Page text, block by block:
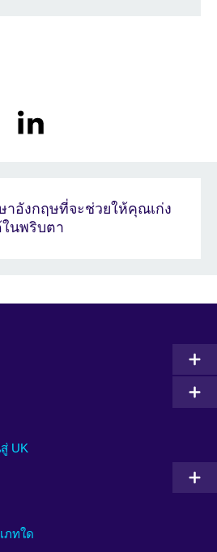
าอังกฤษที่จะช่วยให้คุณเก่ง
นพริบตา
UK
ภทใด